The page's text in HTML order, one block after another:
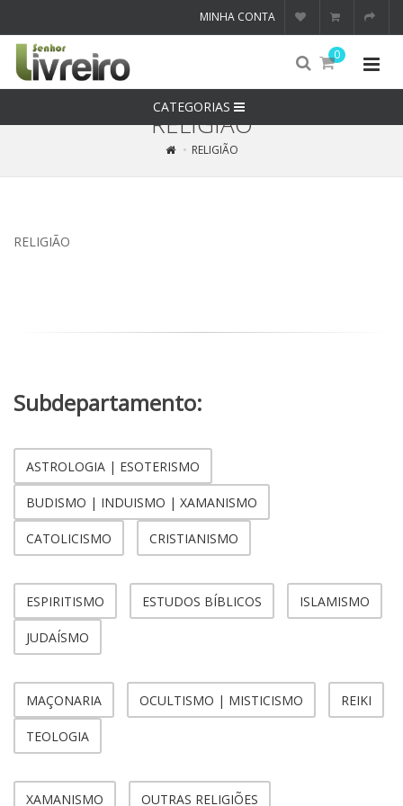
MINHA CONTA
0
CATEGORIAS
RELIGIÃO
RELIGIÃO
RELIGIÃO
Subdepartamento:
ASTROLOGIA | ESOTERISMO
BUDISMO | INDUISMO | XAMANISMO
CATOLICISMO CRISTIANISMO
ESPIRITISMO ESTUDOS BÍBLICOS ISLAMISMO
JUDAÍSMO
MAÇONARIA OCULTISMO | MISTICISMO REIKI
TEOLOGIA
XAMANISMO OUTRAS RELIGIÕES